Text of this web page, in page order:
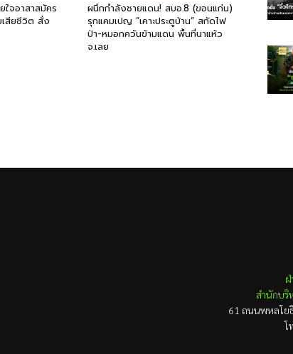
ใจอาสาสมัคร
เสียชีวิต สั่ง
ผนึกกำลังชายแดน! สบอ.8 (ขอนแก่น)
รุกแคมเปญ “เคาะประตูบ้าน” สกัดไฟ
ป่า-หมอกควันข้ามแดน พื้นที่นาแห้ว
จ.เลย
สำนักบริ
61 ถนนพหลโย
โ